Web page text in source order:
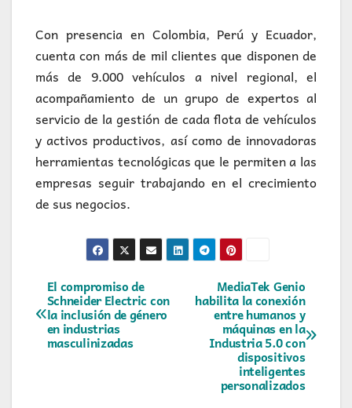
Con presencia en Colombia, Perú y Ecuador,
cuenta con más de mil clientes que disponen de
más de 9.000 vehículos a nivel regional, el
acompañamiento de un grupo de expertos al
servicio de la gestión de cada flota de vehículos
y activos productivos, así como de innovadoras
herramientas tecnológicas que le permiten a las
empresas seguir trabajando en el crecimiento
de sus negocios.
Navegación
de
entradas
MediaTek Genio
habilita la conexión
entre humanos y
máquinas en la
Industria 5.0 con
dispositivos
inteligentes
personalizados
El compromiso de
Schneider Electric con
la inclusión de género
en industrias
masculinizadas